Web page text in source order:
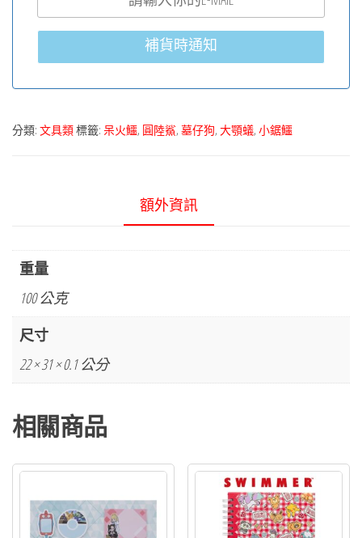
補貨時通知
分類: 文具類標籤: 呆火鱷, 圓陸鯊, 墓仔狗, 大顎蟻, 小鋸鱷
額外資訊
重量
100 公克
尺寸
22 × 31 × 0.1 公分
相關商品